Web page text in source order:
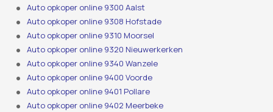
Auto opkoper online 9300 Aalst
Auto opkoper online 9308 Hofstade
Auto opkoper online 9310 Moorsel
Auto opkoper online 9320 Nieuwerkerken
Auto opkoper online 9340 Wanzele
Auto opkoper online 9400 Voorde
Auto opkoper online 9401 Pollare
Auto opkoper online 9402 Meerbeke